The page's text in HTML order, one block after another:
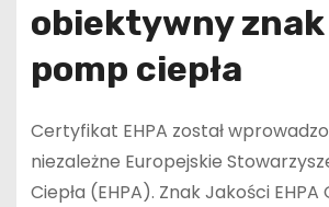
obiektywny
pomp ciepła
Certyfikat EHPA został
niezależne Europejskie
Ciepła (EHPA). Znak Jakości